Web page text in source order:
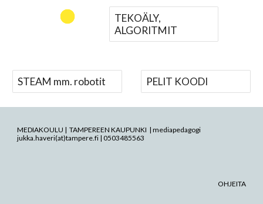
TEKOÄLY,
ALGORITMIT
STEAM mm. robotit PELIT KOODI
MEDIAKOULU | TAMPEREEN KAUPUNKI | mediapedagogi
jukka.haveri(at)tampere.fi | 0503485563
OHJEITA